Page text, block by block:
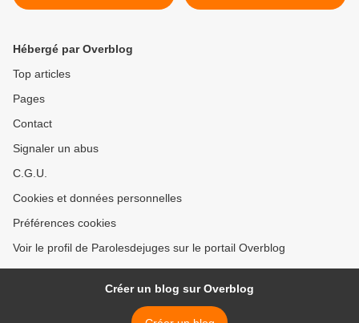
sociale
privation de liberté >
Hébergé par Overblog
Top articles
Pages
Contact
Signaler un abus
C.G.U.
Cookies et données personnelles
Préférences cookies
Voir le profil de Parolesdejuges sur le portail Overblog
Créer un blog sur Overblog